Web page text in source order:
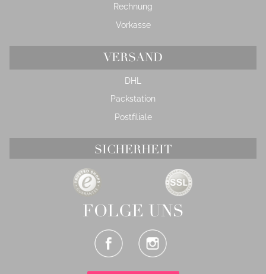
Rechnung
Vorkasse
VERSAND
DHL
Packstation
Postfiliale
SICHERHEIT
FOLGE UNS